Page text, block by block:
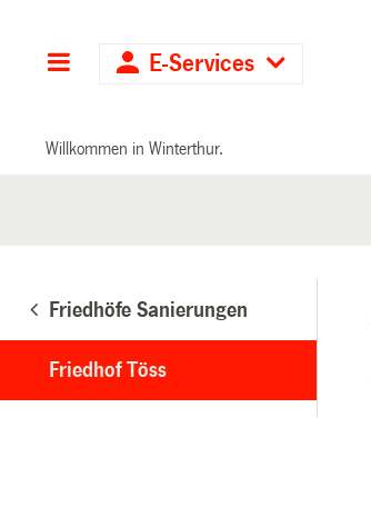
Hauptnavigation
E-Services
Willkommen in Winterthur.
Friedhöfe Sanierungen
Friedhof Töss